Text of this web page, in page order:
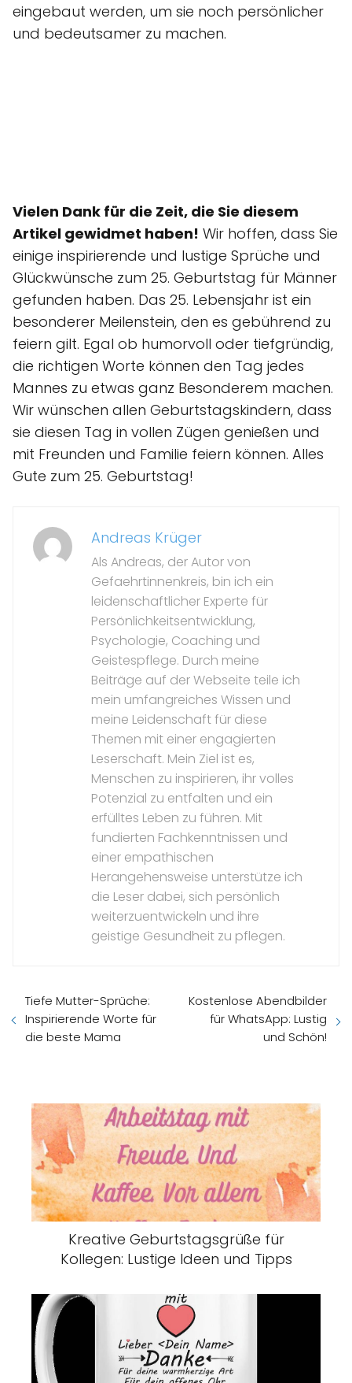
eingebaut werden, um sie noch persönlicher
und bedeutsamer zu machen.
Vielen Dank für die Zeit, die Sie diesem
Artikel gewidmet haben! Wir hoffen, dass Sie
einige inspirierende und lustige Sprüche und
Glückwünsche zum 25. Geburtstag für Männer
gefunden haben. Das 25. Lebensjahr ist ein
besonderer Meilenstein, den es gebührend zu
feiern gilt. Egal ob humorvoll oder tiefgründig,
die richtigen Worte können den Tag jedes
Mannes zu etwas ganz Besonderem machen.
Wir wünschen allen Geburtstagskindern, dass
sie diesen Tag in vollen Zügen genießen und
mit Freunden und Familie feiern können. Alles
Gute zum 25. Geburtstag!
Andreas Krüger
Als Andreas, der Autor von
Gefaehrtinnenkreis, bin ich ein
leidenschaftlicher Experte für
Persönlichkeitsentwicklung,
Psychologie, Coaching und
Geistespflege. Durch meine
Beiträge auf der Webseite teile ich
mein umfangreiches Wissen und
meine Leidenschaft für diese
Themen mit einer engagierten
Leserschaft. Mein Ziel ist es,
Menschen zu inspirieren, ihr volles
Potenzial zu entfalten und ein
erfülltes Leben zu führen. Mit
fundierten Fachkenntnissen und
einer empathischen
Herangehensweise unterstütze ich
die Leser dabei, sich persönlich
weiterzuentwickeln und ihre
geistige Gesundheit zu pflegen.
Tiefe Mutter-Sprüche:
Inspirierende Worte für
die beste Mama
Kostenlose Abendbilder
für WhatsApp: Lustig
und Schön!
Kreative Geburtstagsgrüße für
Kollegen: Lustige Ideen und Tipps